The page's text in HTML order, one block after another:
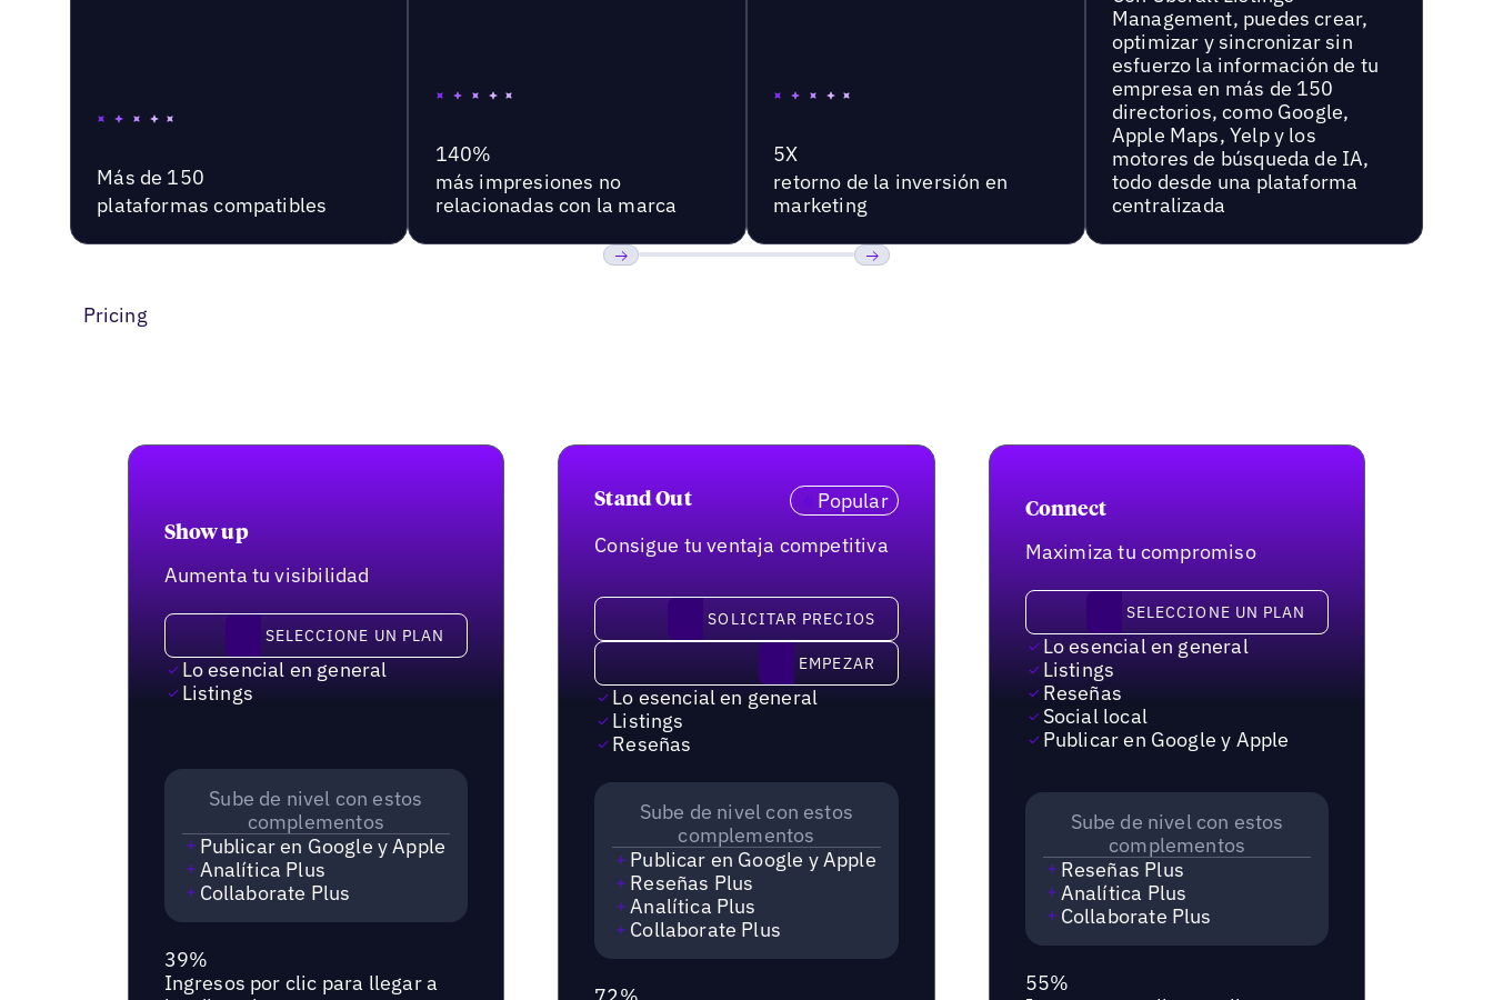
Más de 150
plataformas compatibles
140%
más impresiones no
relacionadas con la marca
5X
retorno de la inversión en
marketing
Management, puedes crear,
optimizar y sincronizar sin
esfuerzo la información de tu
empresa en más de 150
directorios, como Google,
Apple Maps, Yelp y los
motores de búsqueda de IA,
todo desde una plataforma
centralizada
Pricing
Show up
Aumenta tu visibilidad
Seleccione un planSELECCIONE UN PLAN
Lo esencial en general
Listings
Sube de nivel con estos
complementos
Publicar en Google y Apple
Analítica Plus
Collaborate Plus
39%
Ingresos por clic para llegar a
Stand Out
Popular
Consigue tu ventaja competitiva
solicitar preciosSOLICITAR PRECIOS
Empezar EMPEZAR
Lo esencial en general
Listings
Reseñas
Sube de nivel con estos
complementos
Publicar en Google y Apple
Reseñas Plus
Analítica Plus
Collaborate Plus
Connect
Maximiza tu compromiso
Seleccione un planSELECCIONE UN PLAN
Lo esencial en general
Listings
Reseñas
Social local
Publicar en Google y Apple
Sube de nivel con estos
complementos
Reseñas Plus
Analítica Plus
Collaborate Plus
55%